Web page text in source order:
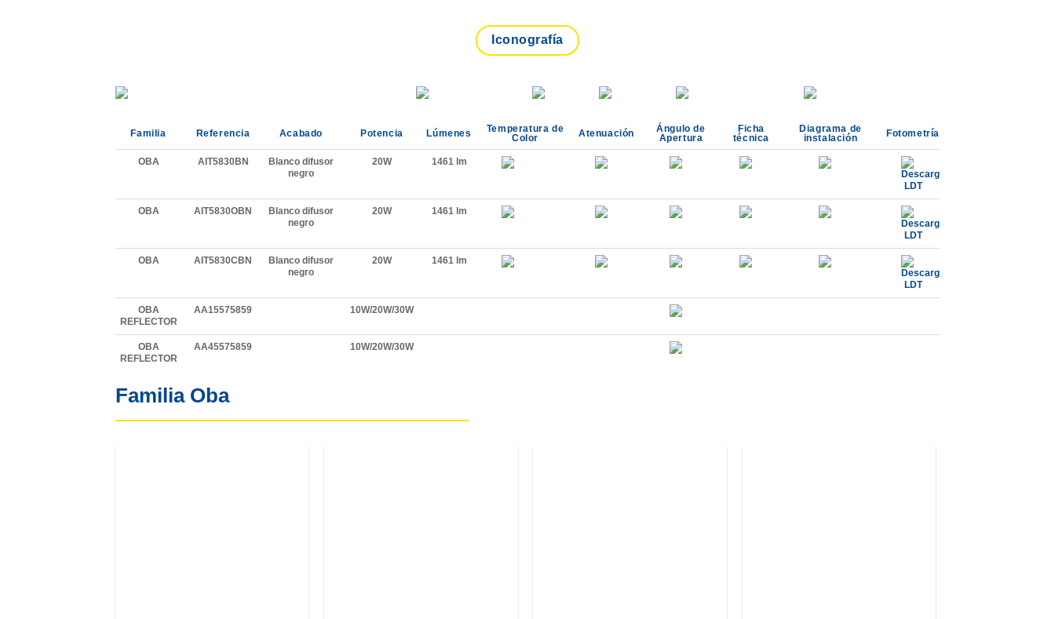
Iconografía
Familia Referencia Acabado Potencia Lúmenes
Temperatura de
Color
Atenuación
Ángulo de
Apertura
Ficha
técnica
Diagrama de
instalación
Fotometría
OBA AIT5830BN
Blanco difusor
negro
20W 1461 lm
OBA AIT5830OBN
Blanco difusor
negro
20W 1461 lm
OBA AIT5830CBN
Blanco difusor
negro
20W 1461 lm
OBA
REFLECTOR
AA15575859 10W/20W/30W
OBA
REFLECTOR
AA45575859 10W/20W/30W
Familia Oba